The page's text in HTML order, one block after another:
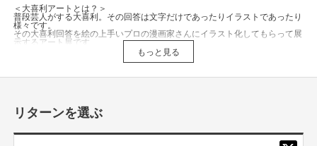
＜大喜利アートとは？＞
普段芸人がする大喜利。 その回答は文字だけであったりイラストであったり
様々です。
その大喜利回答を絵の上手いプロの漫画家さんにイラスト化しても らって展
示するアート展です。
スピード勝負の大喜利回答を時間をかけて丁寧に仕上げます！
漫画家のイラスト表現力が組み合わさった今まで
ございます！
Laugh & Peace Art Galleryの「大喜利アート」では、
と漫画家の迫力ある生のイラスト原画を間近
る、お笑いライブの様な美術館の様な不思議な体験ができます！
コロナ禍の状況で直接ご来場が難しい方々にオンラインでも楽しめることを
企画いたします！直接ギャラリーに来ることができなくても、大喜利アート
もっと見る
リターンを選ぶ